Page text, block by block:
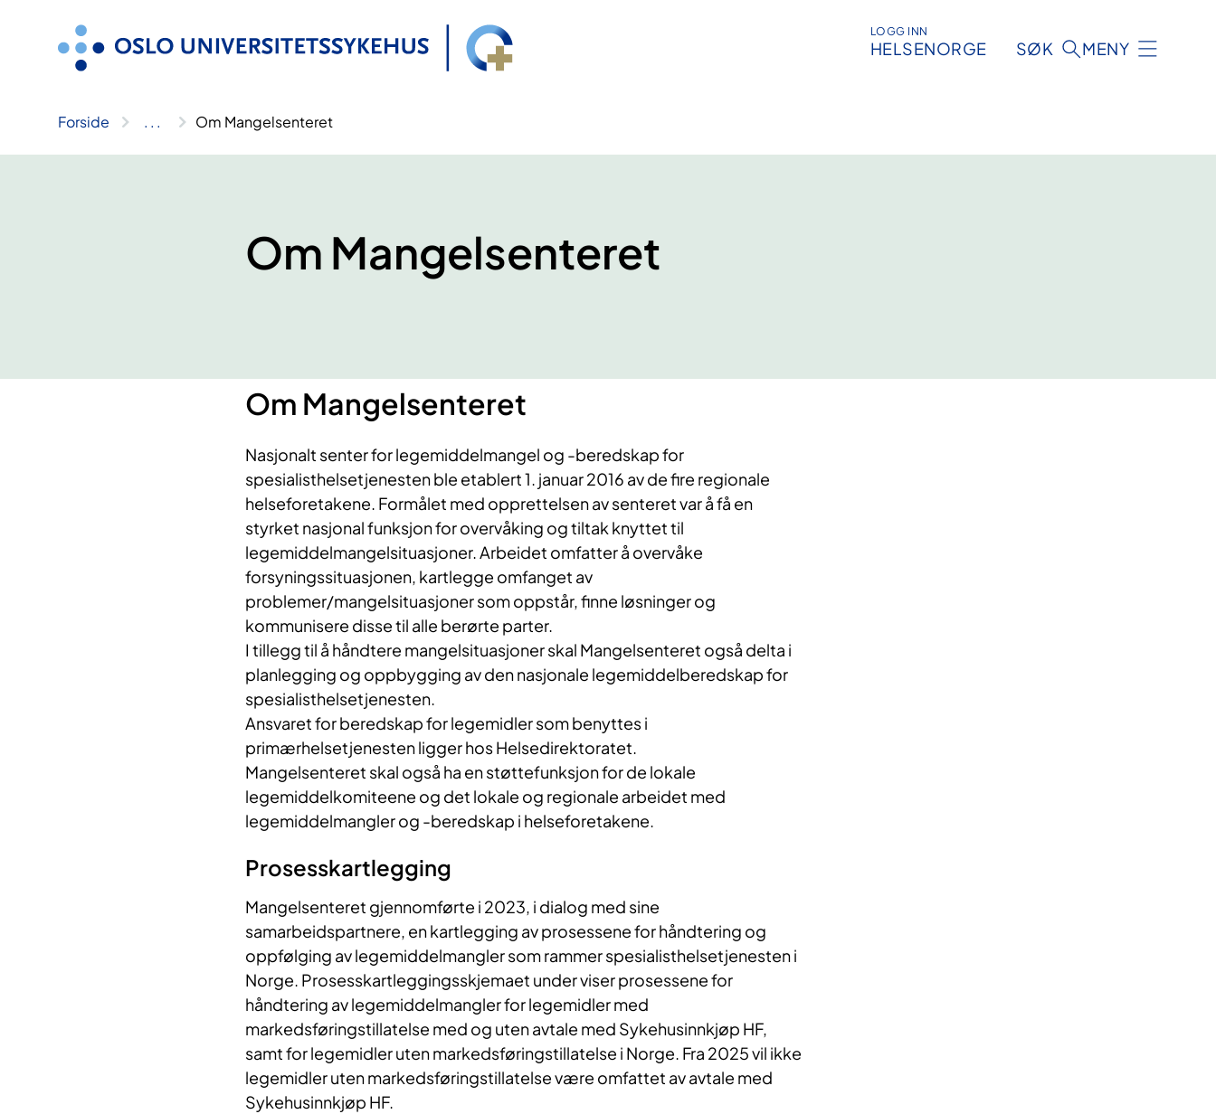
LOGG INN
HELSENORGE SØK MENY
Forside .. . Om Mangelsenteret
Om Mangelsenteret
Om Mangelsenteret
Nasjonalt senter for legemiddelmangel og -beredskap for
spesialisthelsetjenesten ble etablert 1. januar 2016 av de fire regionale
helseforetakene. Formålet med opprettelsen av senteret var å få en
styrket nasjonal funksjon for overvåking og tiltak knyttet til
legemiddelmangelsituasjoner. Arbeidet omfatter å overvåke
forsyningssituasjonen, kartlegge omfanget av
problemer/mangelsituasjoner som oppstår, finne løsninger og
kommunisere disse til alle berørte parter.
I tillegg til å håndtere mangelsituasjoner skal Mangelsenteret også delta i
planlegging og oppbygging av den nasjonale legemiddelberedskap for
spesialisthelsetjenesten.
Ansvaret for beredskap for legemidler som benyttes i
primærhelsetjenesten ligger hos Helsedirektoratet.
Mangelsenteret skal også ha en støttefunksjon for de lokale
legemiddelkomiteene og det lokale og regionale arbeidet med
legemiddelmangler og -beredskap i helseforetakene.
Prosesskartlegging
Mangelsenteret gjennomførte i 2023, i dialog med sine
samarbeidspartnere, en kartlegging av prosessene for håndtering og
oppfølging av legemiddelmangler som rammer spesialisthelsetjenesten i
Norge. Prosesskartleggingsskjemaet under viser prosessene for
håndtering av legemiddelmangler for legemidler med
markedsføringstillatelse med og uten avtale med Sykehusinnkjøp HF,
samt for legemidler uten markedsføringstillatelse i Norge. Fra 2025 vil ikke
legemidler uten markedsføringstillatelse være omfattet av avtale med
Sykehusinnkjøp HF.